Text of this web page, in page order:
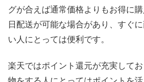
グが合えば通常価格よりもお得に
日配送が可能な場合があり、すぐ
い人にとっては便利です。
楽天ではポイント還元が充実して